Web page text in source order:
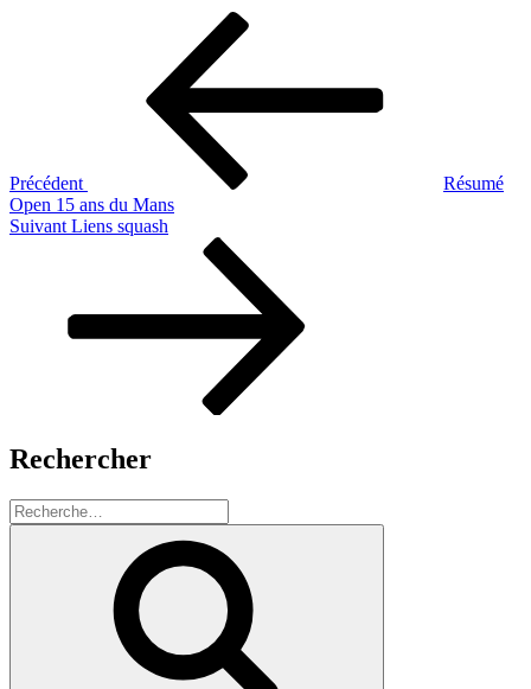
Précédent
Résumé
Open 15 ans du Mans
Article
Suivant Liens squash
Rechercher
Recherche
pour